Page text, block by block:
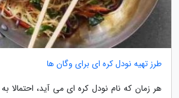
طرز تهیه نودل کره ای برای وگان ها
هر زمان که نام نودل کره ای می آید، احتمالا به